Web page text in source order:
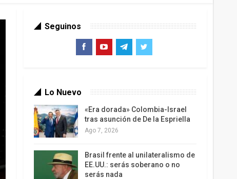
Seguinos
Lo Nuevo
«Era dorada» Colombia-Israel
tras asunción de De la Espriella
Ago 7, 2026
Brasil frente al unilateralismo de
EE.UU.: serás soberano o no
serás nada